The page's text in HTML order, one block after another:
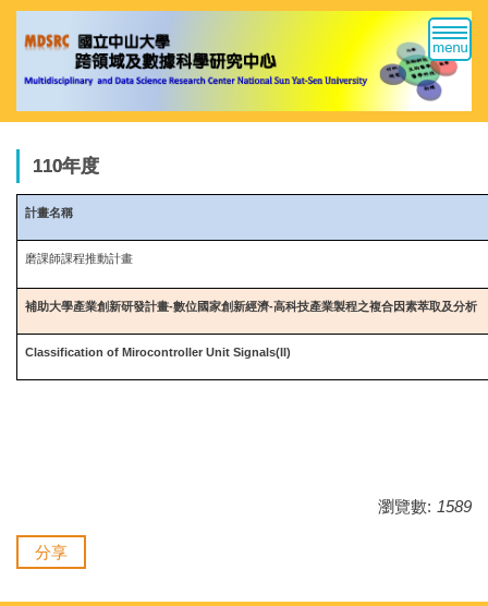
跳
到
要
內
110年度
計畫名稱
磨課師課程推動計畫
補助大學產業創新研發計畫-數位國家創新經濟-高科技產業製程之複合因素萃取及分析
Classification of Mirocontroller Unit Signals(II)
瀏覽數: 1589
分享